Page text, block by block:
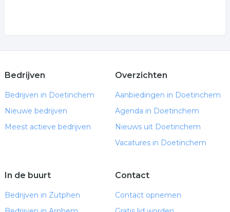
Bedrijven
Bedrijven in Doetinchem
Nieuwe bedrijven
Meest actieve bedrijven
Overzichten
Aanbiedingen in Doetinchem
Agenda in Doetinchem
Nieuws uit Doetinchem
Vacatures in Doetinchem
In de buurt
Bedrijven in Zutphen
Contact
Contact opnemen